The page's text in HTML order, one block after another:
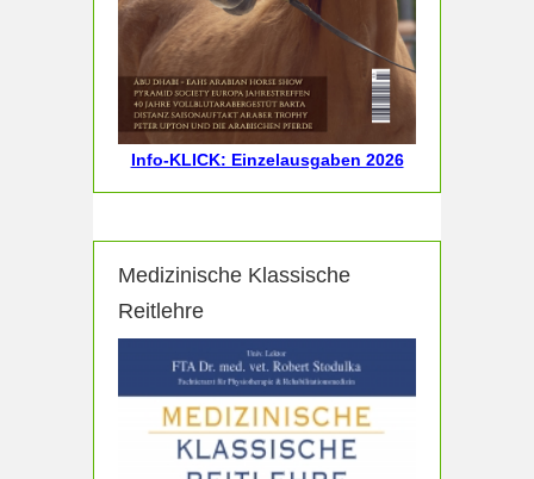
Info-KLICK: Einzelausgaben 2026
Medizinische Klassische
Reitlehre